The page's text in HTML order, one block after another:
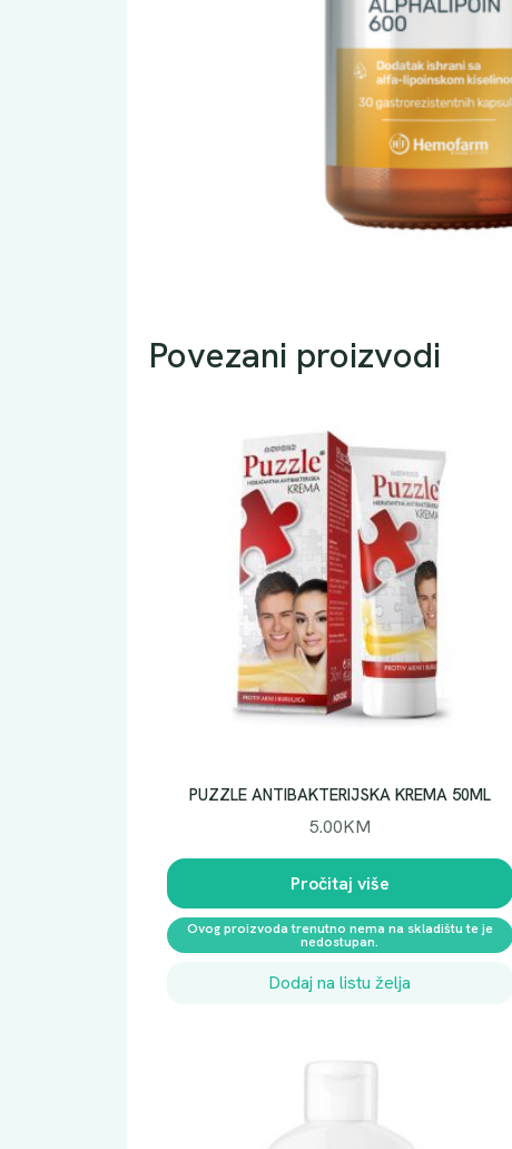
Povezani proizvodi
PUZZLE ANTIBAKTERIJSKA KREMA 50ML
5.00KM
Pročitaj više
Ovog proizvoda trenutno nema na skladištu te je
nedostupan.
Dodaj na listu želja